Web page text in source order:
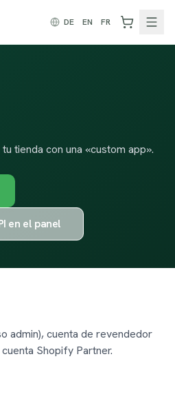
DE EN FR
tienda con una «custom app».
en el panel
admin), cuenta de revendedor
Shopify Partner.